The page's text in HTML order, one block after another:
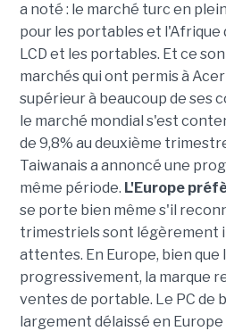
a noté : le marché turc en
pour les portables et l'Afrique
LCD et les portables. Et ce
marchés qui ont permis à
supérieur à beaucoup de ses
le marché mondial s'est
de 9,8% au deuxième
Taiwanais a annoncé une
même période. L'Europe
se porte bien même s'il
trimestriels sont légèrement
attentes. En Europe, bien
progressivement, la marque
ventes de portable. Le PC de
largement délaissé en Europe